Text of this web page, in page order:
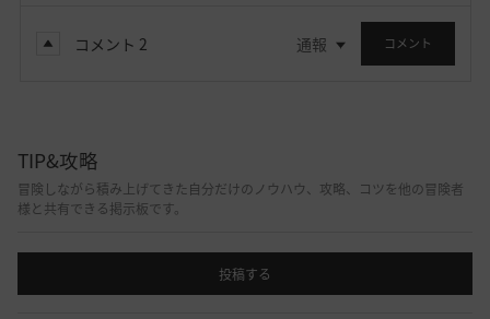
コメント 2 通報 コメント
TIP&攻略
冒険しながら積み上げてきた自分だけのノウハウ、攻略、コツを他の冒険者
様と共有できる掲示板です。
投稿する